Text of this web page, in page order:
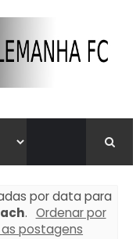
por data para
. Ordenar por
postagens